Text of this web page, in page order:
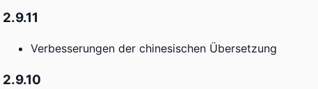
2.9.11
Verbesserungen der chinesischen Übersetzung
2.9.10